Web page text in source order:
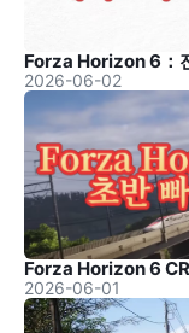
2026-06-02
Forza Horizon 6
2026-06-01